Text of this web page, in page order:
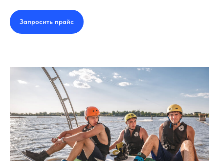
Запросить прайс